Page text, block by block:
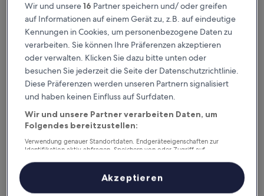
Kostenlose Stornierung bei
Planänderungen
Verdiene Prämien für jede
wahrgenommene Übernachtung
Mehr sparen mit Preisen für Mitglieder
6. Aug. - 7. Aug.
7. Aug. - 8. Aug.
Wir und unsere16 Partner speichern und/ oder greifen
auf Informationen auf einem Gerät zu, z.B. auf eindeutige
Kennungen in Cookies, um personenbezogene Daten zu
verarbeiten. Sie können Ihre Präferenzen akzeptieren
oder verwalten. Klicken Sie dazu bitte unten oder
besuchen Sie jederzeit die Seite der Datenschutzrichtlinie.
Diese Präferenzen werden unseren Partnern signalisiert
und haben keinen Einfluss auf Surfdaten.
Wir und unsere Partner verarbeiten Daten, um
Folgendes bereitzustellen:
Verwendung genauer Standortdaten. Endgeräteeigenschaften zur
Identifikation aktiv abfragen. Speichern von oder Zugriff auf
Inhalte, Messung von Werbeleistung und der Performance von Inhalten,
Zielgruppenforschung sowie Entwicklung und Verbesserung von
Liste der Partner (Lieferanten)
Akzeptieren